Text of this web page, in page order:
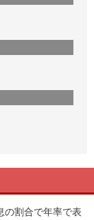
の割合で年率で表